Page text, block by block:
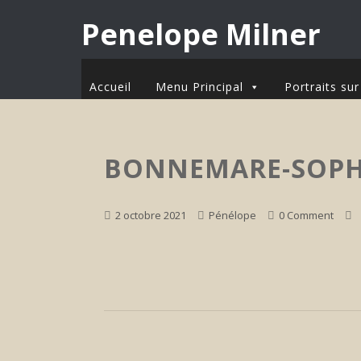
Penelope Milner
Accueil Menu Principal Portraits
BONNEMARE-
2 octobre 2021 Pénélope 0 Comment